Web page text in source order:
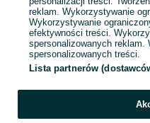
reklam. Wykorzystywanie
Wykorzystywanie
efektywności treści.
spersonalizowanych reklam.
spersonalizowanych treści.
Lista partnerów